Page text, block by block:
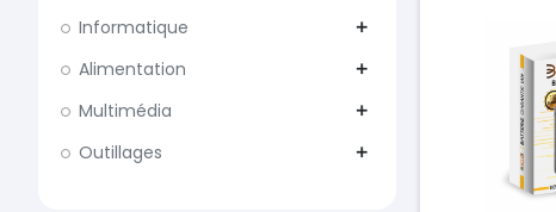
Informatique add
Alimentation add
Multimédia add
Outillages add